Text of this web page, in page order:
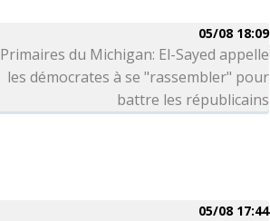
05/08 18:09
Primaires du Michigan: El-Sayed appelle
les démocrates à se "rassembler" pour
battre les républicains
05/08 17:44